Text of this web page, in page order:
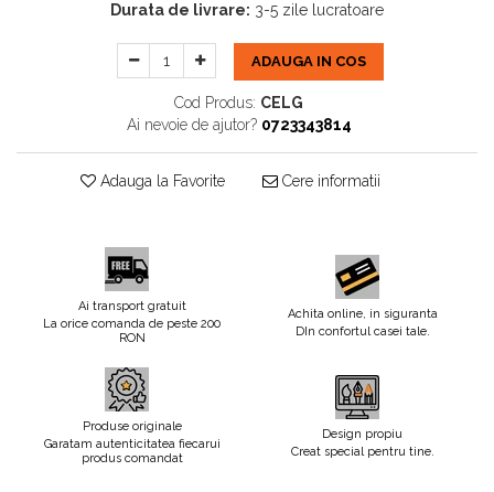
Durata de livrare: 3-5 zile lucratoare
ADAUGA IN COS
Cod Produs: CELG
Ai nevoie de ajutor? 0723343814
Adauga la Favorite Cere informatii
Ai transport gratuit
La orice comanda de peste 200
RON
Achita online, in siguranta
DIn confortul casei tale.
Produse originale
Garatam autenticitatea fiecarui
produs comandat
Design propiu
Creat special pentru tine.